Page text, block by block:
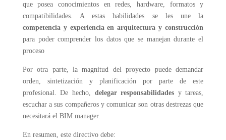
que posea conocimientos en redes, hardware, formatos y
compatibilidades. A estas habilidades se les une la
competencia y experiencia en arquitectura y construcción
para poder comprender los datos que se manejan durante el
proceso
Por otra parte, la magnitud del proyecto puede demandar
orden, sintetización y planificación por parte de este
profesional. De hecho, delegar responsabilidades y tareas,
escuchar a sus compañeros y comunicar son otras destrezas que
necesitará el BIM manager.
En resumen, este directivo debe: